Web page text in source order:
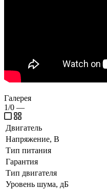
Галерея
1/0 —
Двигатель
Напряжение, В
Тип питания
Гарантия
Тип двигателя
Уровень шума, дБ